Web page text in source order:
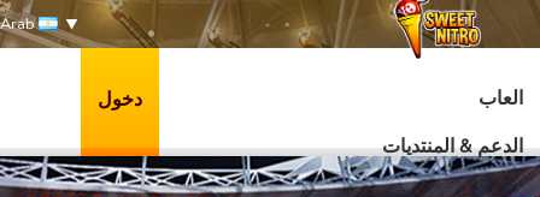
Arab
العاب
الدعم & المنتديات
دخول